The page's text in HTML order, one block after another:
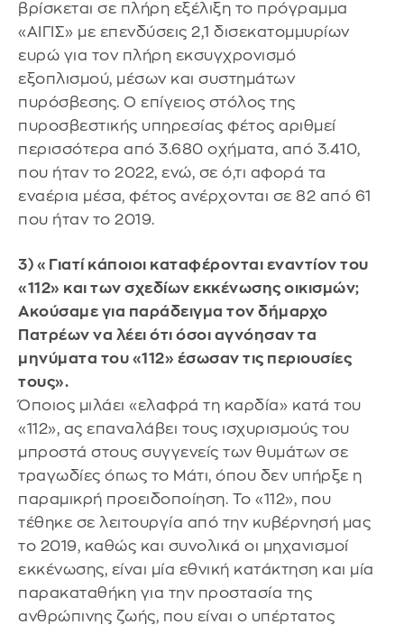
βρίσκεται σε πλήρη εξέλιξη το πρόγραμμα
«ΑΙΓΙΣ» με επενδύσεις 2,1 δισεκατομμυρίων
ευρώ για τον πλήρη εκσυγχρονισμό
εξοπλισμού, μέσων και συστημάτων
πυρόσβεσης. Ο επίγειος στόλος της
πυροσβεστικής υπηρεσίας φέτος αριθμεί
περισσότερα από 3.680 οχήματα, από 3.410,
που ήταν το 2022, ενώ, σε ό,τι αφορά τα
εναέρια μέσα, φέτος ανέρχονται σε 82 από 61
που ήταν το 2019.
3) «Γιατί κάποιοι καταφέρονται εναντίον του
«112» και των σχεδίων εκκένωσης οικισμών;
Ακούσαμε για παράδειγμα τον δήμαρχο
Πατρέων να λέει ότι όσοι αγνόησαν τα
μηνύματα του «112» έσωσαν τις περιουσίες
τους».
Όποιος μιλάει «ελαφρά τη καρδία» κατά του
«112», ας επαναλάβει τους ισχυρισμούς του
μπροστά στους συγγενείς των θυμάτων σε
τραγωδίες όπως το Μάτι, όπου δεν υπήρξε η
παραμικρή προειδοποίηση. Το «112», που
τέθηκε σε λειτουργία από την κυβέρνησή μας
το 2019, καθώς και συνολικά οι μηχανισμοί
εκκένωσης, είναι μία εθνική κατάκτηση και μία
παρακαταθήκη για την προστασία της
ανθρώπινης ζωής, που είναι ο υπέρτατος